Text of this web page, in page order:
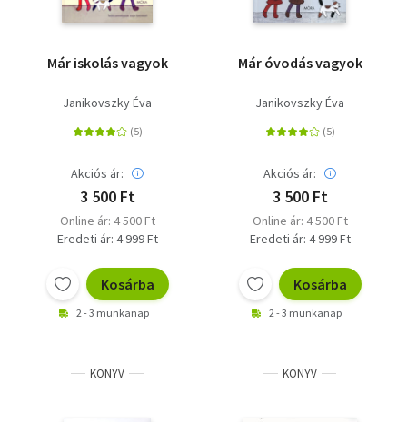
Már iskolás vagyok
Janikovszky Éva
Akciós ár:
3 500 Ft
Online ár: 4 500 Ft
Eredeti ár: 4 999 Ft
Kosárba
2 - 3 munkanap
Már óvodás vagyok
Janikovszky Éva
Akciós ár:
3 500 Ft
Online ár: 4 500 Ft
Eredeti ár: 4 999 Ft
Kosárba
2 - 3 munkanap
KÖNYV KÖNYV